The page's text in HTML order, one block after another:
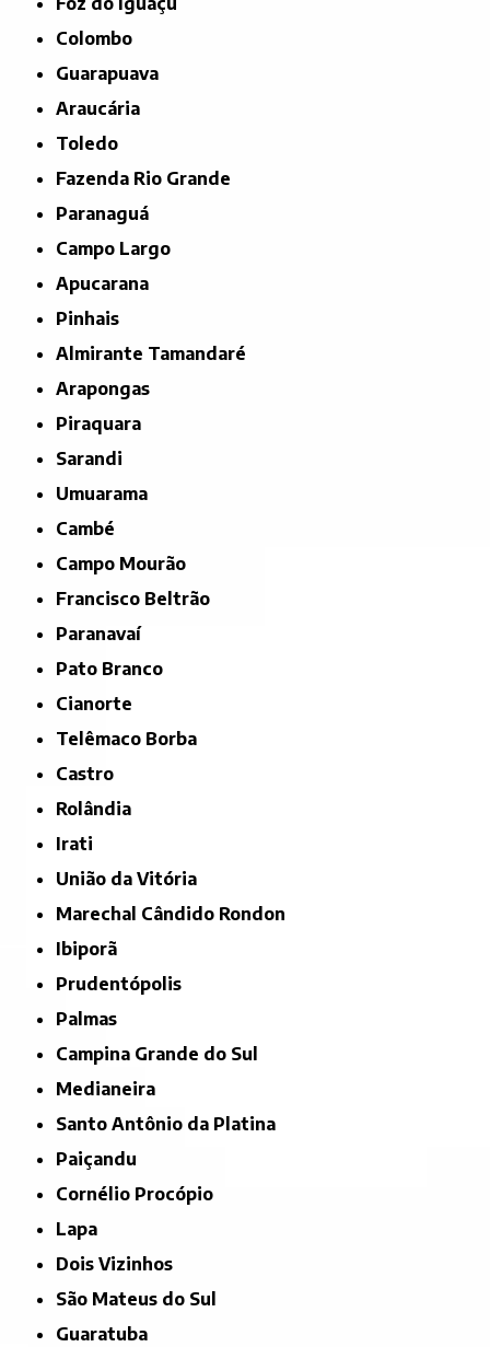
Colombo
Guarapuava
Araucária
Toledo
Fazenda Rio Grande
Paranaguá
Campo Largo
Apucarana
Pinhais
Almirante Tamandaré
Arapongas
Piraquara
Sarandi
Umuarama
Cambé
Campo Mourão
Francisco Beltrão
Paranavaí
Pato Branco
Cianorte
Telêmaco Borba
Castro
Rolândia
Irati
União da Vitória
Marechal Cândido Rondon
Ibiporã
Prudentópolis
Palmas
Campina Grande do Sul
Medianeira
Santo Antônio da Platina
Paiçandu
Cornélio Procópio
Lapa
Dois Vizinhos
São Mateus do Sul
Guaratuba